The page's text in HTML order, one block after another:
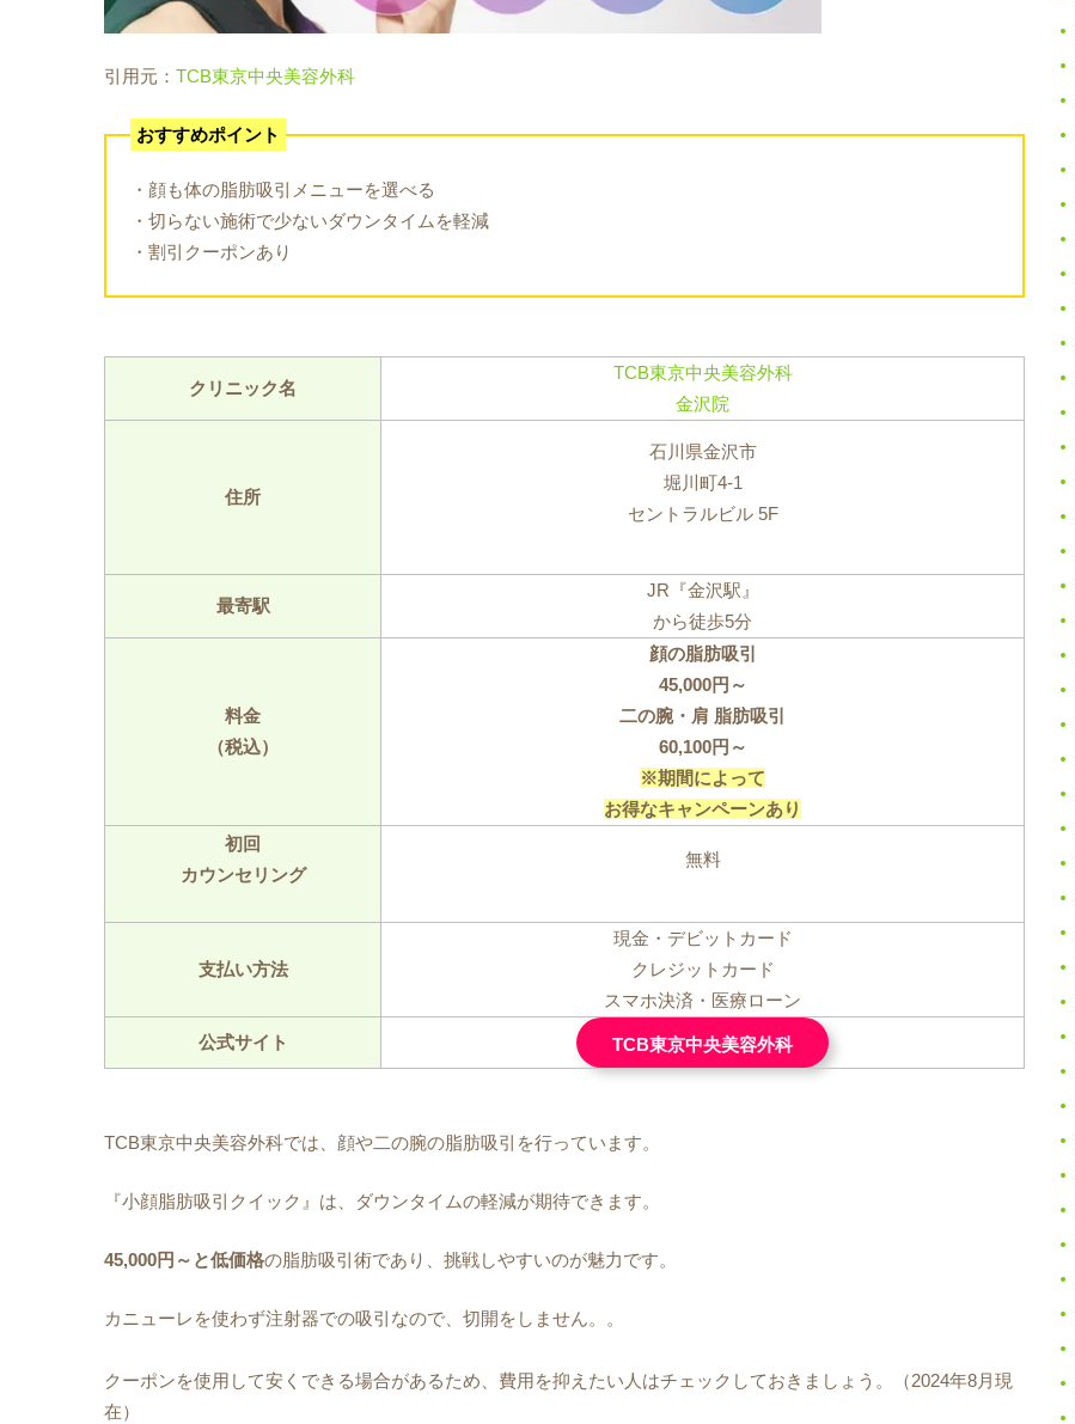
引用元： TCB東京中央美容外科
おすすめポイント
・顔も体の脂肪吸引メニューを選べる
・切らない施術で少ないダウンタイムを軽減
・割引クーポンあり
クリニック名
TCB東京中央美容外科
金沢院
住所
石川県金沢市
堀川町4-1
セントラルビル 5F
最寄駅
JR『金沢駅』
から徒歩5分
料金
（税込）
顔の脂肪吸引
45,000円～
二の腕・肩 脂肪吸引
60,100円～
※期間によって
お得なキャンペーンあり
初回
カウンセリング
無料
支払い方法
現金・デビットカード
クレジットカード
スマホ決済・医療ローン
公式サイト TCB東京中央美容外科
TCB東京中央美容外科では、顔や二の腕の脂肪吸引を行っています。
『小顔脂肪吸引クイック』は、ダウンタイムの軽減が期待できます。
45,000円～と低価格の脂肪吸引術であり、挑戦しやすいのが魅力です。
カニューレを使わず注射器での吸引なので、切開をしません。。
クーポンを使用して安くできる場合があるため、費用を抑えたい人はチェックしておきましょう。（2024年8月現
在）